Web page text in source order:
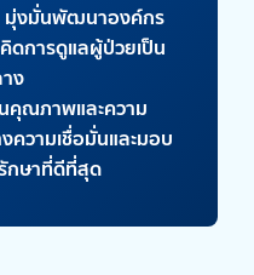
มุ่งมั่นพัฒนาองค์กร
ดการดูแลผู้ป่วยเป็น
ง
คุณภาพและความ
วามเชื่อมั่นและมอบ
กษาที่ดีที่สุด